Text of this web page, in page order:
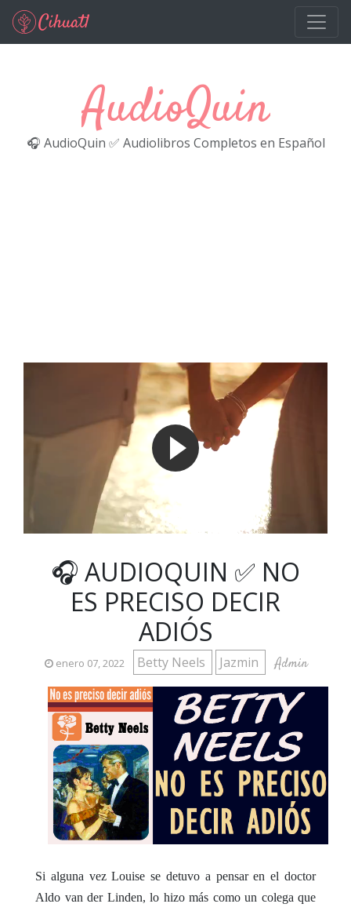
Ir al contenido principal
AudioQuin
🎧 AudioQuin ✅ Audiolibros Completos en Español
🎧 AUDIOQUIN ✅ NO
ES PRECISO DECIR
ADIÓS
enero 07, 2022 Betty Neels Jazmin Admin
Si alguna vez Louise se detuvo a pensar en el doctor
Aldo van der Linden, lo hizo más como un colega que